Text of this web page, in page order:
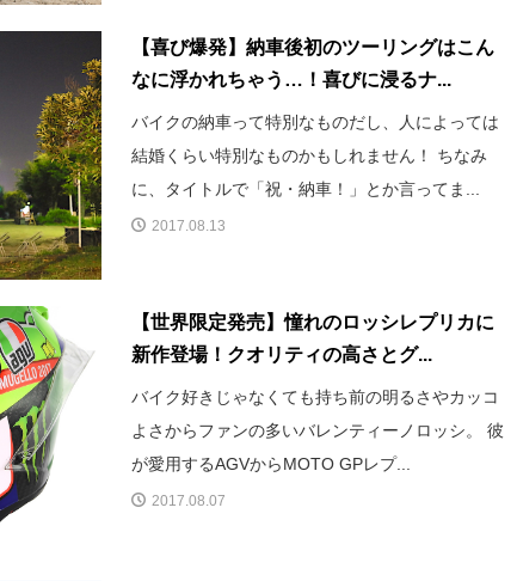
【喜び爆発】納車後初のツーリングはこん
なに浮かれちゃう…！喜びに浸るナ...
バイクの納車って特別なものだし、人によっては
結婚くらい特別なものかもしれません！ ちなみ
に、タイトルで「祝・納車！」とか言ってま...
2017.08.13
【世界限定発売】憧れのロッシレプリカに
新作登場！クオリティの高さとグ...
バイク好きじゃなくても持ち前の明るさやカッコ
よさからファンの多いバレンティーノロッシ。 彼
が愛用するAGVからMOTO GPレプ...
2017.08.07